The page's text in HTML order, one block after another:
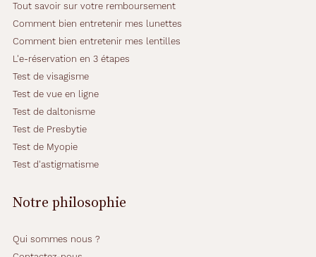
Matière
Métal
Fournisseur
Marque
Alternance
Tout savoir sur votre remboursement
Comment bien entretenir mes lunettes
Comment bien entretenir mes lentilles
L'e-réservation en 3 étapes
Test de visagisme
Test de vue en ligne
Test de daltonisme
Test de Presbytie
Test de Myopie
Test d'astigmatisme
Notre philosophie
Qui sommes nous ?